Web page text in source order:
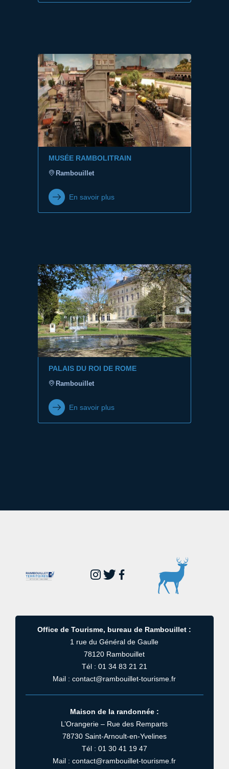
MUSÉE RAMBOLITRAIN
Rambouillet
En savoir plus
PALAIS DU ROI DE ROME
Rambouillet
En savoir plus
Office de Tourisme, bureau de Rambouillet :
1 rue du Général de Gaulle
78120 Rambouillet
Tél : 01 34 83 21 21
Mail : contact@rambouillet-tourisme.fr
Maison de la randonnée :
L’Orangerie – Rue des Remparts
78730 Saint-Arnoult-en-Yvelines
Tél : 01 30 41 19 47
Mail : contact@rambouillet-tourisme.fr